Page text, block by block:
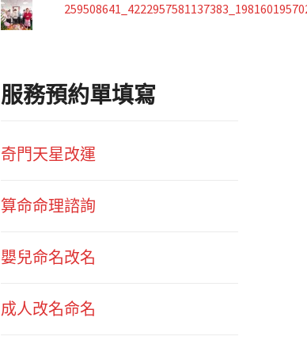
服務預約單填寫
奇門天星改運
算命命理諮詢
嬰兒命名改名
成人改名命名